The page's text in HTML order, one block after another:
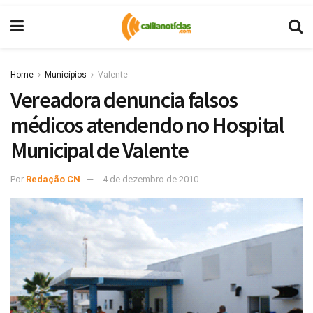
Home Municípios Valente
Vereadora denuncia falsos
médicos atendendo no Hospital
Municipal de Valente
Por Redação CN 4 de dezembro de 2010